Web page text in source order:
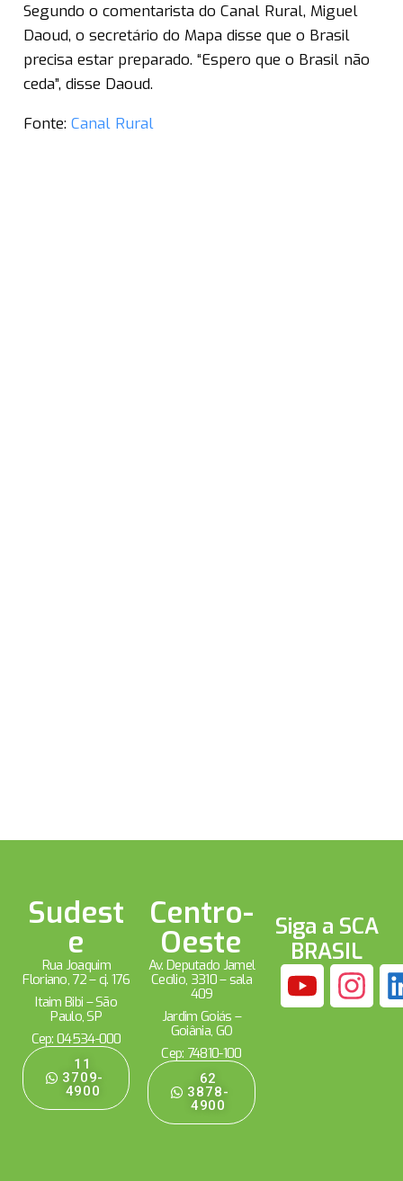
Segundo o comentarista do Canal Rural, Miguel
Daoud, o secretário do Mapa disse que o Brasil
precisa estar preparado. “Espero que o Brasil não
ceda”, disse Daoud.
Fonte: Canal Rural
Sudest
e
Rua Joaquim
Floriano, 72 – cj. 176
Itaim Bibi – São
Paulo, SP
Cep: 04534-000
11
3709-
4900
Centro-
Oeste
Av. Deputado Jamel
Cecílio, 3310 – sala
409
Jardim Goiás –
Goiânia, GO
Cep: 74810-100
62
3878-
4900
Siga a SCA
BRASIL